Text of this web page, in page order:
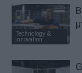
Technology &
Innovation